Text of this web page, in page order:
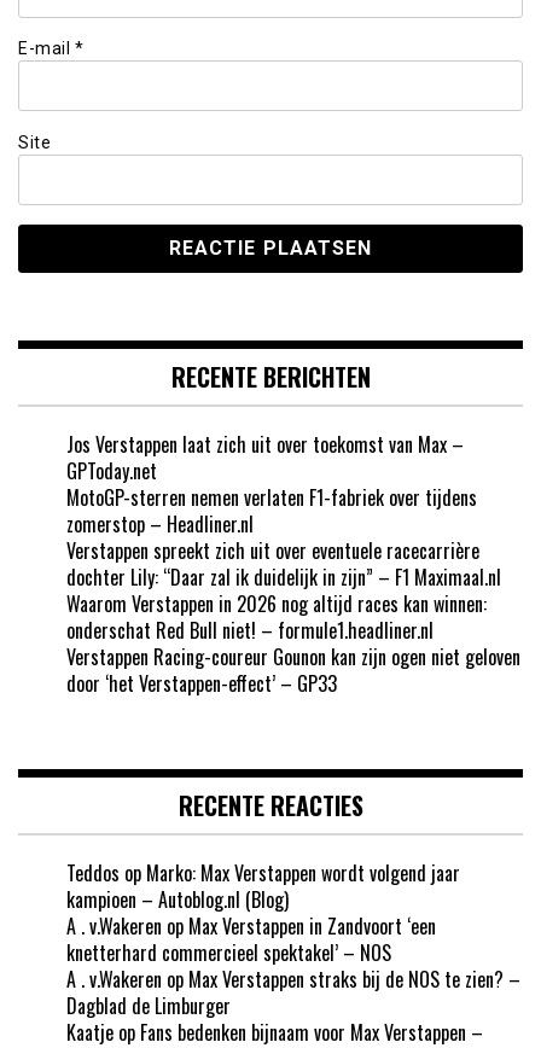
E-mail *
Site
RECENTE BERICHTEN
Jos Verstappen laat zich uit over toekomst van Max –
GPToday.net
MotoGP-sterren nemen verlaten F1-fabriek over tijdens
zomerstop – Headliner.nl
Verstappen spreekt zich uit over eventuele racecarrière
dochter Lily: “Daar zal ik duidelijk in zijn” – F1 Maximaal.nl
Waarom Verstappen in 2026 nog altijd races kan winnen:
onderschat Red Bull niet! – formule1.headliner.nl
Verstappen Racing-coureur Gounon kan zijn ogen niet geloven
door ‘het Verstappen-effect’ – GP33
RECENTE REACTIES
Teddos op Marko: Max Verstappen wordt volgend jaar
kampioen – Autoblog.nl (Blog)
A . v.Wakeren op Max Verstappen in Zandvoort ‘een
knetterhard commercieel spektakel’ – NOS
A . v.Wakeren op Max Verstappen straks bij de NOS te zien? –
Dagblad de Limburger
Kaatje op Fans bedenken bijnaam voor Max Verstappen –